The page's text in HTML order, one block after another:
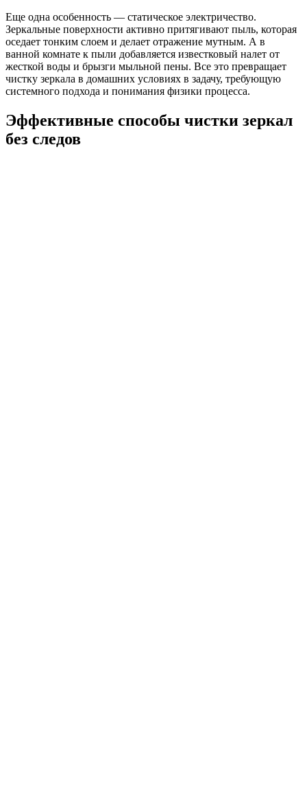
Еще одна особенность — статическое электричество.
Зеркальные поверхности активно притягивают пыль, которая
оседает тонким слоем и делает отражение мутным. А в
ванной комнате к пыли добавляется известковый налет от
жесткой воды и брызги мыльной пены. Все это превращает
чистку зеркала в домашних условиях в задачу, требующую
системного подхода и понимания физики процесса.
Эффективные способы чистки зеркал
без следов